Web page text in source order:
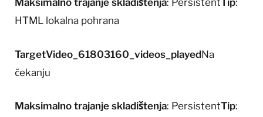
Maksimalno trajanje skladištenja: PersistentTip:
HTML lokalna pohrana
TargetVideo_61803160_videos_playedNa
čekanju
Maksimalno trajanje skladištenja: PersistentTip: